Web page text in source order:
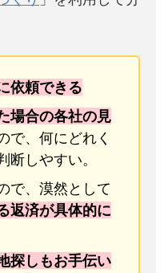
依頼できる
場合の各社の見
で、何にどれく
断しやすい。
で、漠然として
返済が具体的に
探しもお手伝い